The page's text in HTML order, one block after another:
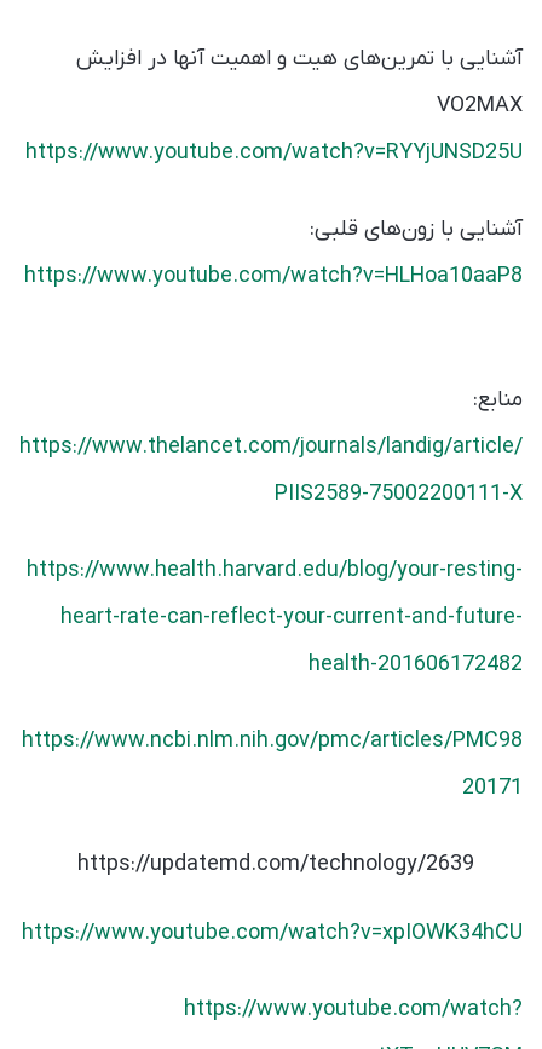
آشنایی با تمرین‌های هیت و اهمیت آنها در افزایش
VO2MAX
https://www.youtube.com/watch?v=RYYjUNSD25U
آشنایی با زون‌های قلبی:
https://www.youtube.com/watch?v=HLHoa10aaP8
منابع:
https://www.thelancet.com/journals/landig/article/
PIIS2589-75002200111-X
https://www.health.harvard.edu/blog/your-resting-
heart-rate-can-reflect-your-current-and-future-
health-201606172482
https://www.ncbi.nlm.nih.gov/pmc/articles/PMC98
20171
https://updatemd.com/technology/2639
https://www.youtube.com/watch?v=xpIOWK34hCU
https://www.youtube.com/watch?